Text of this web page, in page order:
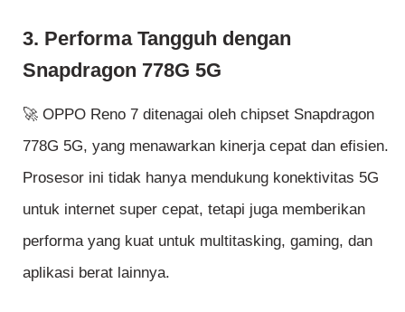
3. Performa Tangguh dengan
Snapdragon 778G 5G
🚀 OPPO Reno 7 ditenagai oleh chipset Snapdragon
778G 5G, yang menawarkan kinerja cepat dan efisien.
Prosesor ini tidak hanya mendukung konektivitas 5G
untuk internet super cepat, tetapi juga memberikan
performa yang kuat untuk multitasking, gaming, dan
aplikasi berat lainnya.